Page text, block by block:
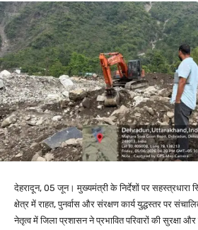
देहरादून, 05 जून। मुख्यमंत्री के निर्देशों पर सहस्त्रधारा
क्षेत्र में राहत, पुनर्वास और संरक्षण कार्य युद्धस्तर पर
नेतृत्व में जिला प्रशासन ने प्रभावित परिवारों की सुरक्षा